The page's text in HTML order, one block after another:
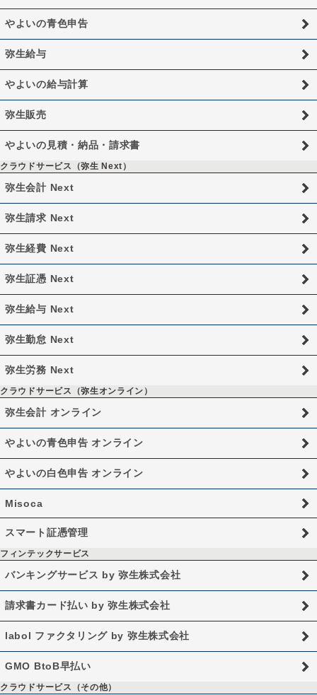
やよいの青色申告
弥生給与
やよいの給与計算
弥生販売
やよいの見積・納品・請求書
クラウドサービス（弥生 Next）
弥生会計 Next
弥生請求 Next
弥生経費 Next
弥生証憑 Next
弥生給与 Next
弥生勤怠 Next
弥生労務 Next
クラウドサービス（弥生オンライン）
弥生会計 オンライン
やよいの青色申告 オンライン
やよいの白色申告 オンライン
Misoca
スマート証憑管理
フィンテックサービス
バンキングサービス by 弥生株式会社
請求書カード払い by 弥生株式会社
labol ファクタリング by 弥生株式会社
GMO BtoB早払い
クラウドサービス（その他）